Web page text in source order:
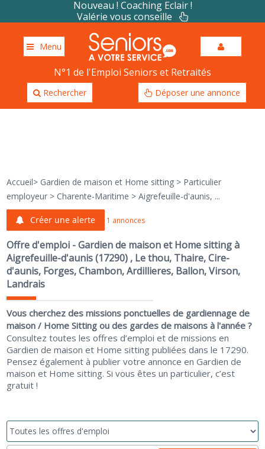
Nouveau ! Coaching Eclair !
Valérie vous conseille
Menu
N°1 de l'Emploi Seniors et Retraités
Rechercher Déposer une annonce
Accueil> Gardien de maison et Home sitting > Particulier
employeur > Charente-Maritime >Aigrefeuille-d'aunis, ...
Créer une alerte 1 annonces
Offre d'emploi - Gardien de maison et Home sitting à
Aigrefeuille-d'aunis (17290) , Le thou, Thaire, Cire-
d'aunis, Forges, Chambon, Ardillieres, Ballon, Virson,
Landrais
Vous cherchez des missions ponctuelles de gardiennage de
maison / Home Sitting ou des gardes de maisons à l'année ?
Consultez toutes les offres d’emploi et de missions en
Gardien de maison et Home sitting publiées dans le 17290.
Pensez également à publier votre annonce en Gardien de
maison et Home sitting. Si vous êtes un particulier, c’est
gratuit !